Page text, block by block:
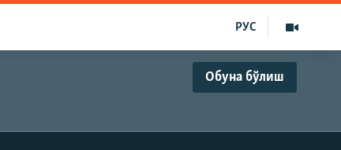
РУС
Обуна бўлиш